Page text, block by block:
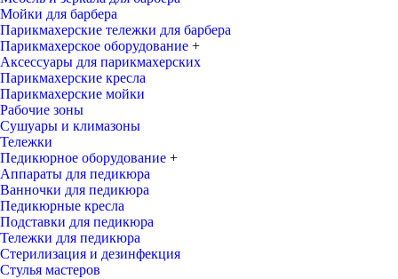
Мойки для барбера
Парикмахерские тележки для барбера
Парикмахерское оборудование +
Аксессуары для парикмахерских
Парикмахерские кресла
Парикмахерские мойки
Рабочие зоны
Сушуары и климазоны
Тележки
Педикюрное оборудование +
Аппараты для педикюра
Ванночки для педикюра
Педикюрные кресла
Подставки для педикюра
Тележки для педикюра
Стерилизация и дезинфекция
Стулья мастеров